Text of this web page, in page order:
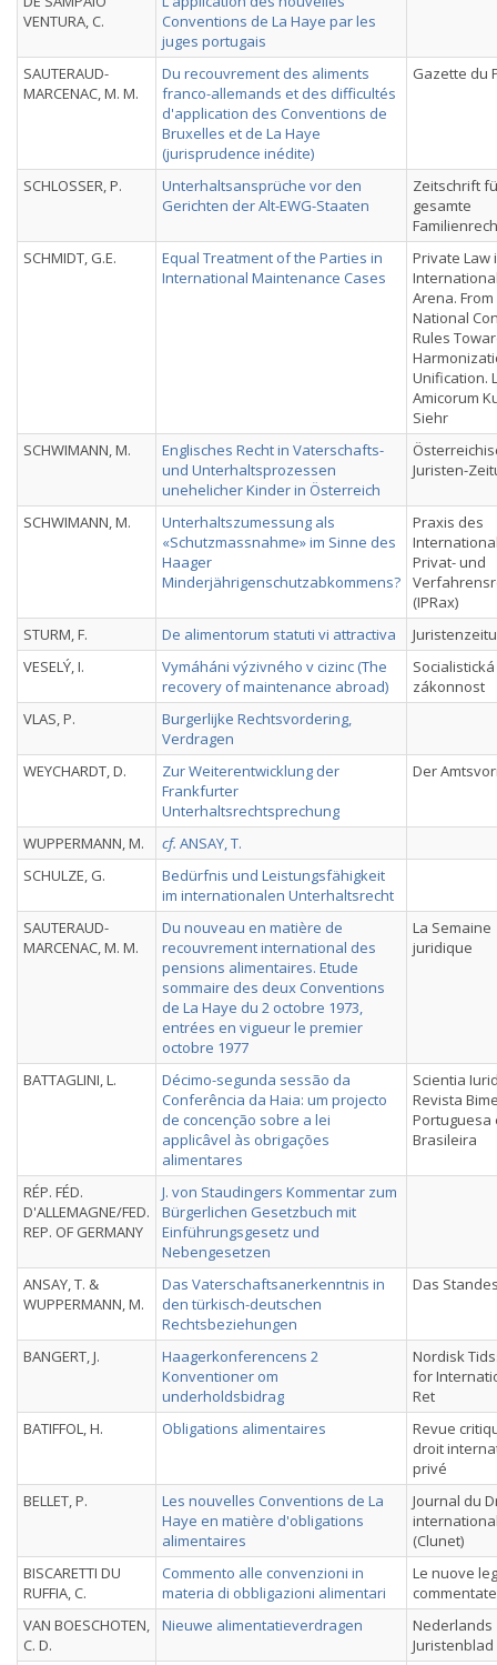
VENTURA, C.
Conventions de La Haye par les
juges portugais
SAUTERAUD-
MARCENAC, M. M.
Du recouvrement des aliments
franco-allemands et des difficultés
d'application des Conventions de
Bruxelles et de La Haye
(jurisprudence inédite)
Gazette du
SCHLOSSER, P.
Unterhaltsansprüche vor den
Gerichten der Alt-EWG-Staaten
Zeitschrift
gesamte
SCHMIDT, G.E.
Equal Treatment of the Parties in
International Maintenance Cases
Private Law
Arena. From
National
Rules
Unification.
Amicorum
Siehr
SCHWIMANN, M.
Englisches Recht in Vaterschafts-
und Unterhaltsprozessen
unehelicher Kinder in Österreich
Juristen-
SCHWIMANN, M.
Unterhaltszumessung als
«Schutzmassnahme» im Sinne des
Haager
Minderjährigenschutzabkommens?
Praxis des
Privat- und
(IPRax)
STURM, F.
De alimentorum statuti vi attractiva
VESELÝ, I.
Vymáháni výzivného v cizinc (The
recovery of maintenance abroad)
Socialistická
zákonnost
VLAS, P.
Burgerlijke Rechtsvordering,
Verdragen
WEYCHARDT, D.
Zur Weiterentwicklung der
Frankfurter
Unterhaltsrechtsprechung
Der
WUPPERMANN, M. cf. ANSAY, T.
SCHULZE, G.
Bedürfnis und Leistungsfähigkeit
im internationalen Unterhaltsrecht
SAUTERAUD-
MARCENAC, M. M.
Du nouveau en matière de
recouvrement international des
pensions alimentaires. Etude
sommaire des deux Conventions
de La Haye du 2 octobre 1973,
entrées en vigueur le premier
octobre 1977
La Semaine
juridique
BATTAGLINI, L.
Décimo-segunda sessão da
Conferência da Haia: um projecto
de concenção sobre a lei
applicâvel às obrigações
alimentares
Scientia
Revista
Portuguesa
Brasileira
RÉP. FÉD.
D'ALLEMAGNE/FED.
REP. OF GERMANY
J. von Staudingers Kommentar zum
Bürgerlichen Gesetzbuch mit
Einführungsgesetz und
Nebengesetzen
ANSAY, T. &
WUPPERMANN, M.
Das Vaterschaftsanerkenntnis in
den türkisch-deutschen
Rechtsbeziehungen
Das
BANGERT, J.
Haagerkonferencens 2
Konventioner om
underholdsbidrag
Nordisk
for
Ret
BATIFFOL, H.
Obligations alimentaires
Revue
droit
privé
BELLET, P.
Les nouvelles Conventions de La
Haye en matière d'obligations
alimentaires
Journal du
(Clunet)
BISCARETTI DU
RUFFIA, C.
Commento alle convenzioni in
materia di obbligazioni alimentari
Le nuove
commentate
VAN BOESCHOTEN,
C. D.
Nieuwe alimentatieverdragen
Nederlands
Juristenblad